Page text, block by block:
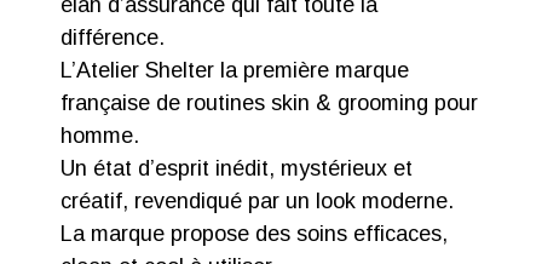
élan d’assurance qui fait toute la
différence.
L’Atelier Shelter la première marque
française de routines skin & grooming pour
homme.
Un état d’esprit inédit, mystérieux et
créatif, revendiqué par un look moderne.
La marque propose des soins efficaces,